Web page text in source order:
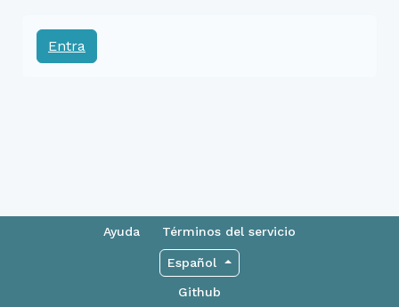
Entra
Ayuda Términos del servicio
Español
Github